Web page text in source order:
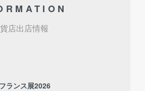
店出店情報
ランス展2026